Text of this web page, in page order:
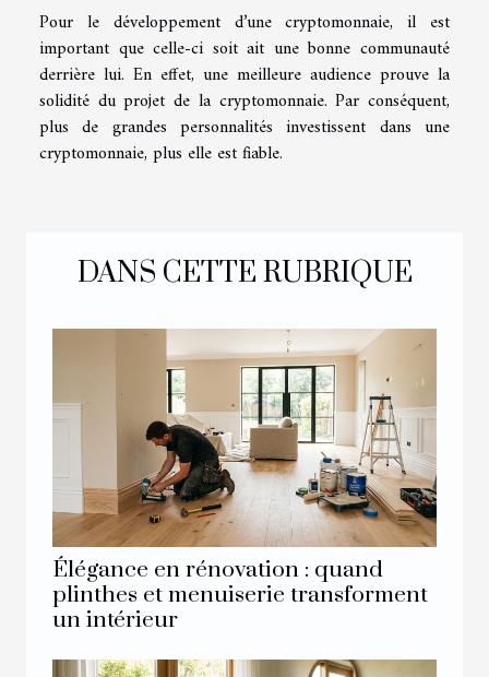
Pour le développement d’une cryptomonnaie, il est
important que celle-ci soit ait une bonne communauté
derrière lui. En effet, une meilleure audience prouve la
solidité du projet de la cryptomonnaie. Par conséquent,
plus de grandes personnalités investissent dans une
cryptomonnaie, plus elle est fiable.
DANS CETTE RUBRIQUE
Élégance en rénovation : quand
plinthes et menuiserie transforment
un intérieur